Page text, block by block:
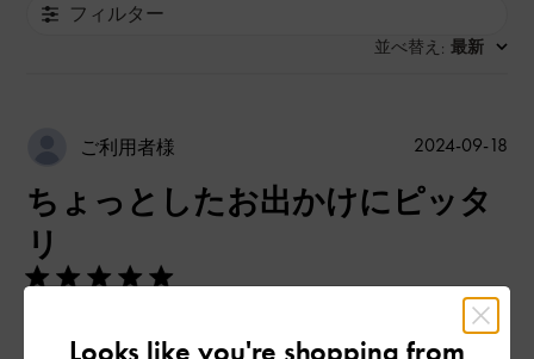
フィルター
並べ替え : 最新
ご利用者様
ちょっとしたお出かけにピッタ
リ
ミニ財布、鍵、リップ、携帯が入って荷物少ない私にはすごく
公
2024-09-18
Looks like you're shopping from